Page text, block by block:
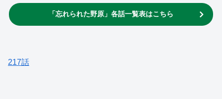
「忘れられた野原」各話一覧表はこちら
217話